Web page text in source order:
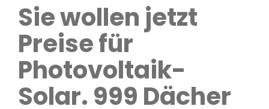
Sie wollen jetzt
Preise für
Photovoltaik-
Solar. 999 Dächer